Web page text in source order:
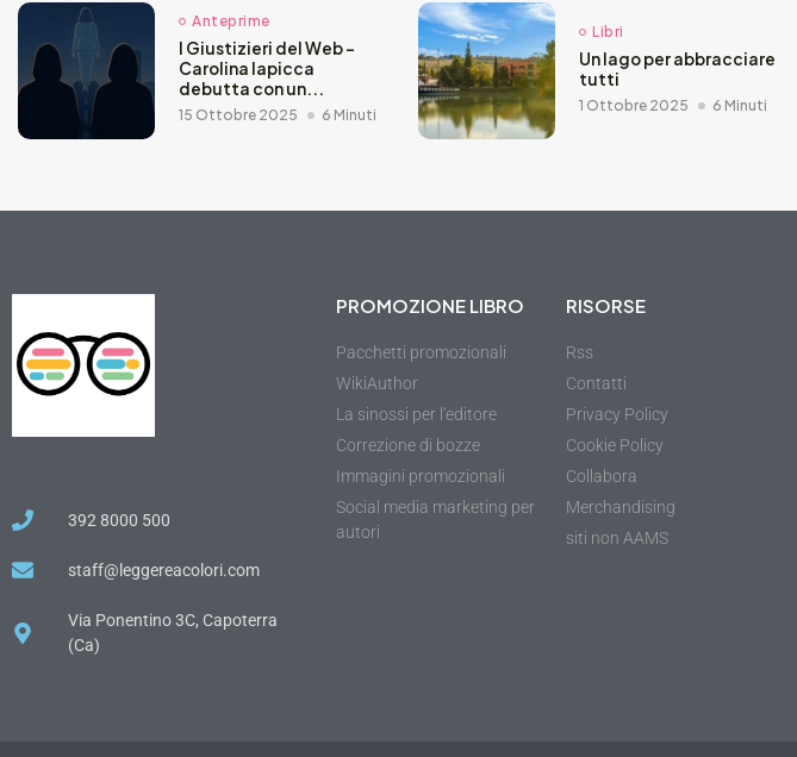
Anteprime
I Giustizieri del Web –
Carolina Iapicca
debutta con un...
15 Ottobre 2025 6 Minuti
Libri
Un lago per abbracciare
tutti
1 Ottobre 2025 6 Minuti
392 8000 500
staff@leggereacolori.com
Via Ponentino 3C, Capoterra
(Ca)
PROMOZIONE LIBRO
Pacchetti promozionali
WikiAuthor
La sinossi per l'editore
Correzione di bozze
Immagini promozionali
Social media marketing per
autori
RISORSE
Rss
Contatti
Privacy Policy
Cookie Policy
Collabora
Merchandising
siti non AAMS